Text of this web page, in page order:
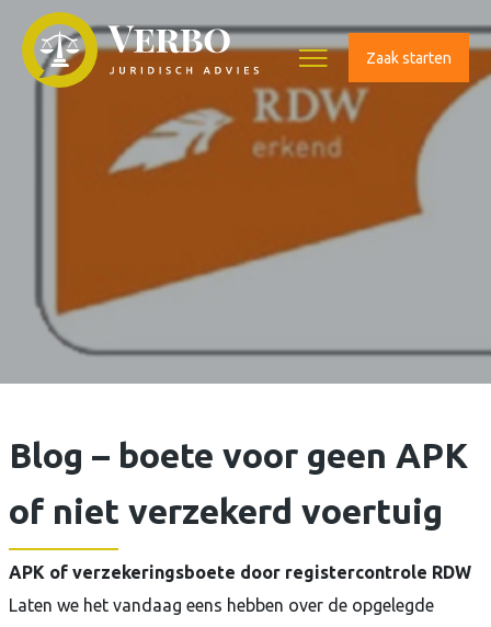
Zaak starten
Blog – boete voor geen APK
of niet verzekerd voertuig
APK of verzekeringsboete door registercontrole RDW
Laten we het vandaag eens hebben over de opgelegde
diensten
nieuws
In
de
media